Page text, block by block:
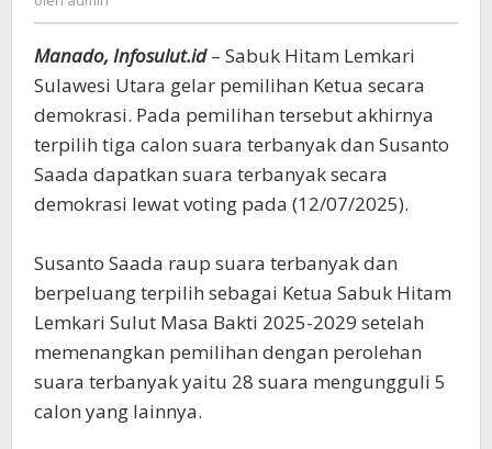
Manado, Infosulut.id– Sabuk Hitam Lemkari
Sulawesi Utara gelar pemilihan Ketua secara
demokrasi. Pada pemilihan tersebut akhirnya
terpilih tiga calon suara terbanyak dan Susanto
Saada dapatkan suara terbanyak secara
demokrasi lewat voting pada (12/07/2025).
Susanto Saada raup suara terbanyak dan
berpeluang terpilih sebagai Ketua Sabuk Hitam
Lemkari Sulut Masa Bakti 2025-2029 setelah
memenangkan pemilihan dengan perolehan
suara terbanyak yaitu 28 suara mengungguli 5
calon yang lainnya.